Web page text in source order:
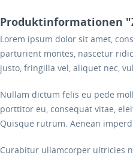
Produktinformationen
Lorem ipsum dolor sit amet,
parturient montes, nascetur
justo, fringilla vel, aliquet nec,
Nullam dictum felis eu pede
porttitor eu, consequat vitae,
Quisque rutrum. Aenean
Curabitur ullamcorper ultricies